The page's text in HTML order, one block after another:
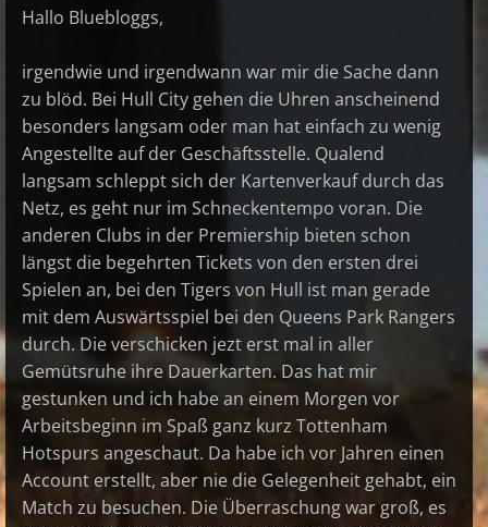
Hallo Bluebloggs,
irgendwie und irgendwann war mir die Sache dann
zu blöd. Bei Hull City gehen die Uhren anscheinend
besonders langsam oder man hat einfach zu wenig
Angestellte auf der Geschäftsstelle. Qualend
langsam schleppt sich der Kartenverkauf durch das
Netz, es geht nur im Schneckentempo voran. Die
anderen Clubs in der Premiership bieten schon
längst die begehrten Tickets von den ersten drei
Spielen an, bei den Tigers von Hull ist man gerade
mit dem Auswärtsspiel bei den Queens Park Rangers
durch. Die verschicken jezt erst mal in aller
Gemütsruhe ihre Dauerkarten. Das hat mir
gestunken und ich habe an einem Morgen vor
Arbeitsbeginn im Spaß ganz kurz Tottenham
Hotspurs angeschaut. Da habe ich vor Jahren einen
Account erstellt, aber nie die Gelegenheit gehabt, ein
Match zu besuchen. Die Überraschung war groß, es